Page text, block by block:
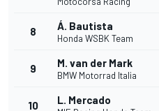
8 Á. Bautista
Honda WSBK Team
9 M. van der Mark
BMW Motorrad Italia
10 L. Mercado